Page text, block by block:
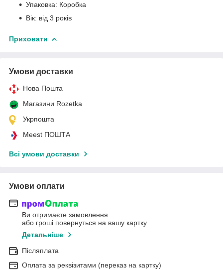
Упаковка: Коробка
Вік: від 3 років
Приховати
Умови доставки
Нова Пошта
Магазини Rozetka
Укрпошта
Meest ПОШТА
Всі умови доставки
Умови оплати
Ви отримаєте замовлення
або гроші повернуться на вашу картку
Детальніше
Післяплата
Оплата за реквізитами (переказ на картку)